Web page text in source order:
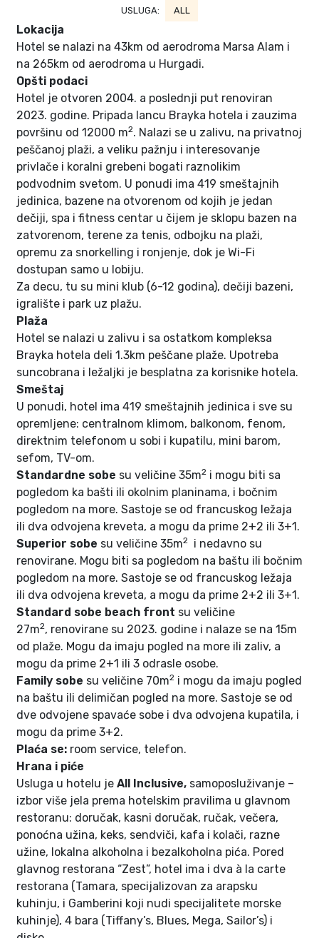
USLUGA: ALL
Lokacija
Hotel se nalazi na 43km od aerodroma Marsa Alam i
na 265km od aerodroma u Hurgadi.
Opšti podaci
Hotel je otvoren 2004. a poslednji put renoviran
2023. godine. Pripada lancu Brayka hotela i zauzima
površinu od 12000 m2. Nalazi se u zalivu, na privatnoj
peščanoj plaži, a veliku pažnju i interesovanje
privlače i koralni grebeni bogati raznolikim
podvodnim svetom. U ponudi ima 419 smeštajnih
jedinica, bazene na otvorenom od kojih je jedan
dečiji, spa i fitness centar u čijem je sklopu bazen na
zatvorenom, terene za tenis, odbojku na plaži,
opremu za snorkelling i ronjenje, dok je Wi-Fi
dostupan samo u lobiju.
Za decu, tu su mini klub (6-12 godina), dečiji bazeni,
igralište i park uz plažu.
Plaža
Hotel se nalazi u zalivu i sa ostatkom kompleksa
Brayka hotela deli 1.3km peščane plaže. Upotreba
suncobrana i ležaljki je besplatna za korisnike hotela.
Smeštaj
U ponudi, hotel ima 419 smeštajnih jedinica i sve su
opremljene: centralnom klimom, balkonom, fenom,
direktnim telefonom u sobi i kupatilu, mini barom,
sefom, TV-om.
Standardne sobe su veličine 35m2 i mogu biti sa
pogledom ka bašti ili okolnim planinama, i bočnim
pogledom na more. Sastoje se od francuskog ležaja
ili dva odvojena kreveta, a mogu da prime 2+2 ili 3+1.
Superior sobe su veličine 35m2
i nedavno su
renovirane. Mogu biti sa pogledom na baštu ili bočnim
pogledom na more. Sastoje se od francuskog ležaja
ili dva odvojena kreveta, a mogu da prime 2+2 ili 3+1.
Standard sobe beach front su veličine
27m2, renovirane su 2023. godine i nalaze se na 15m
od plaže. Mogu da imaju pogled na more ili zaliv, a
mogu da prime 2+1 ili 3 odrasle osobe.
Family sobe su veličine 70m2 i mogu da imaju pogled
na baštu ili delimičan pogled na more. Sastoje se od
dve odvojene spavaće sobe i dva odvojena kupatila, i
mogu da prime 3+2.
Plaća se: room service, telefon.
Hrana i piće
Usluga u hotelu je All Inclusive, samoposluživanje –
izbor više jela prema hotelskim pravilima u glavnom
restoranu: doručak, kasni doručak, ručak, večera,
ponoćna užina, keks, sendviči, kafa i kolači, razne
užine, lokalna alkoholna i bezalkoholna pića. Pored
glavnog restorana “Zest”, hotel ima i dva à la carte
restorana (Tamara, specijalizovan za arapsku
kuhinju, i Gamberini koji nudi specijalitete morske
kuhinje), 4 bara (Tiffany’s, Blues, Mega, Sailor’s) i